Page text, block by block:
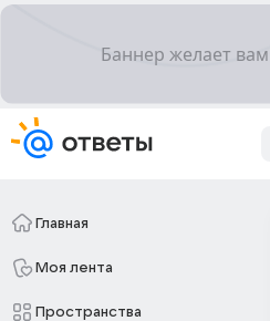
Главная
Моя лента
Пространства